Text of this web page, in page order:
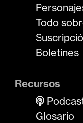
Todo
Boletines
Recursos
Glosario